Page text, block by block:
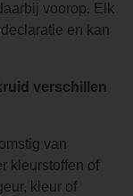
voorop. Elk
en kan
verschillen
van
kleurstoffen of
kleur of